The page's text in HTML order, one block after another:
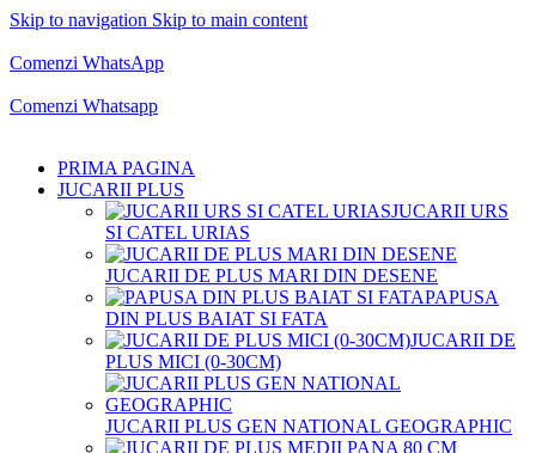
Skip to navigation Skip to main content
Comenzi WhatsApp
Comenzi Whatsapp
PRIMA PAGINA
JUCARII PLUS
JUCARII URS
SI CATEL URIAS
JUCARII DE PLUS MARI DIN DESENE
PAPUSA
DIN PLUS BAIAT SI FATA
JUCARII DE
PLUS MICI (0-30CM)
JUCARII PLUS GEN NATIONAL GEOGRAPHIC